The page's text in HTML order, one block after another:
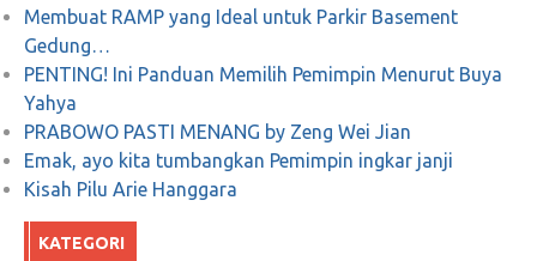
Membuat RAMP yang Ideal untuk Parkir Basement
Gedung…
PENTING! Ini Panduan Memilih Pemimpin Menurut Buya
Yahya
PRABOWO PASTI MENANG by Zeng Wei Jian
Emak, ayo kita tumbangkan Pemimpin ingkar janji
Kisah Pilu Arie Hanggara
KATEGORI